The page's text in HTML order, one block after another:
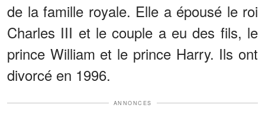
de la famille royale. Elle a épousé le roi
Charles III et le couple a eu des fils, le
prince William et le prince Harry. Ils ont
divorcé en 1996.
ANNONCES